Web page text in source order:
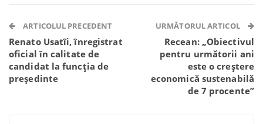
Telegram WhatsApp Viber
ARTICOLUL PRECEDENT
Renato Usatîi, înregistrat
oficial în calitate de
candidat la funcția de
președinte
URMĂTORUL ARTICOL
Recean: „Obiectivul
pentru următorii ani
este o creștere
economică sustenabilă
de 7 procente”